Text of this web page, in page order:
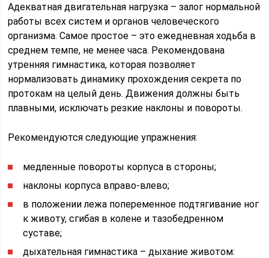
Адекватная двигательная нагрузка – залог нормальной
работы всех систем и органов человеческого
организма. Самое простое – это ежедневная ходьба в
среднем темпе, не менее часа. Рекомендована
утренняя гимнастика, которая позволяет
нормализовать динамику прохождения секрета по
протокам на целый день. Движения должны быть
плавными, исключать резкие наклоны и повороты.
Рекомендуются следующие упражнения:
медленные повороты корпуса в стороны;
наклоны корпуса вправо-влево;
в положении лежа попеременное подтягивание ног
к животу, сгибая в колене и тазобедренном
суставе;
дыхательная гимнастика – дыхание животом: